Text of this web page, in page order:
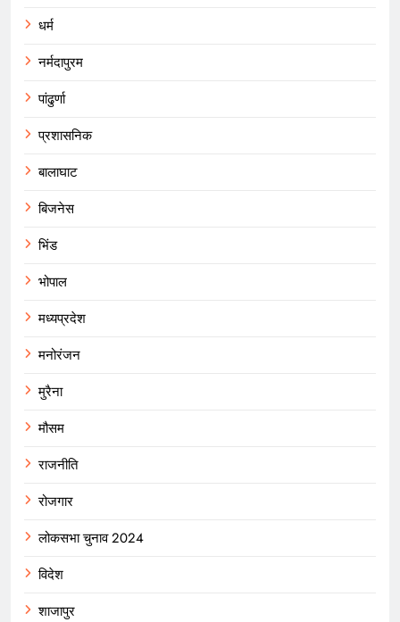
धर्म
नर्मदापुरम
पांढुर्णा
प्रशासनिक
बालाघाट
बिजनेस
भिंड
भोपाल
मध्यप्रदेश
मनोरंजन
मुरैना
मौसम
राजनीति
रोजगार
लोकसभा चुनाव 2024
विदेश
शाजापुर